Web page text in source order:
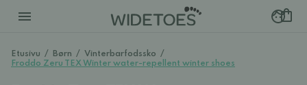
Etusivu / Børn / Vinterbarfodssko /
Froddo Zeru TEX Winter water-repellent winter shoes